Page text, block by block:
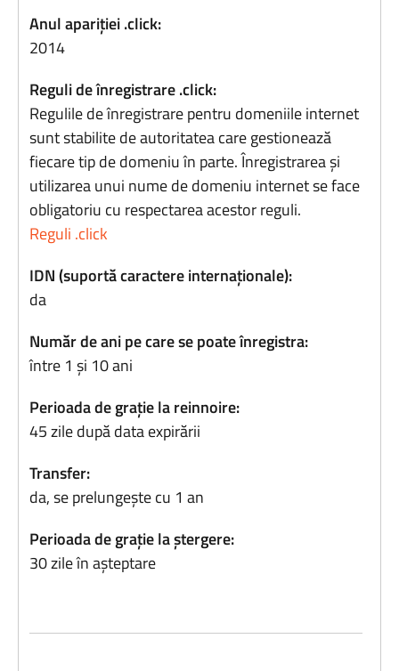
Anul apariției .click:
2014
Reguli de înregistrare .click:
Regulile de înregistrare pentru domeniile internet
sunt stabilite de autoritatea care gestionează
fiecare tip de domeniu în parte. Înregistrarea și
utilizarea unui nume de domeniu internet se face
obligatoriu cu respectarea acestor reguli.
Reguli .click
IDN (suportă caractere internaționale):
da
Număr de ani pe care se poate înregistra:
între 1 și 10 ani
Perioada de grație la reinnoire:
45 zile după data expirării
Transfer:
da, se prelungește cu 1 an
Perioada de grație la ștergere:
30 zile în așteptare